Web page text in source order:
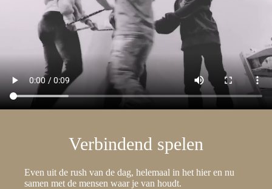
Verbindend spelen
Even uit de rush van de dag, helemaal in het hier en nu
samen met de mensen waar je van houdt.